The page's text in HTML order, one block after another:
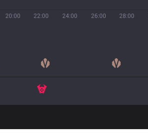
20:00 22:00 24:00 26:00 28:00